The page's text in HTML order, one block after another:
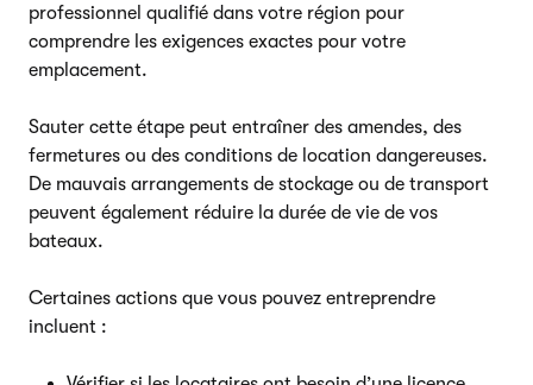
professionnel qualifié dans votre région pour
comprendre les exigences exactes pour votre
emplacement.
Sauter cette étape peut entraîner des amendes, des
fermetures ou des conditions de location dangereuses.
De mauvais arrangements de stockage ou de transport
peuvent également réduire la durée de vie de vos
bateaux.
Certaines actions que vous pouvez entreprendre
incluent :